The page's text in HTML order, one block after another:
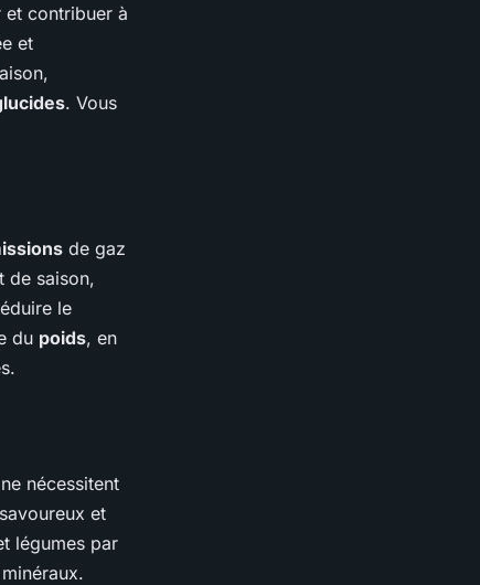
et contribuer à
et
. Vous
de gaz
de saison,
le
du poids, en
nécessitent
et
légumes par